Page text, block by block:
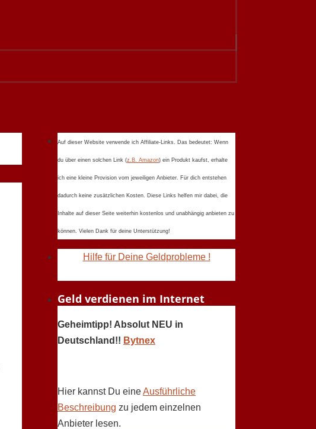
Auf dieser Website verwende ich Affiliate-Links. Das bedeutet: Wenn
du über einen solchen Link (z.B. Amazon) ein Produkt kaufst, erhalte
ich eine kleine Provision vom jeweiligen Anbieter. Für dich entstehen
dadurch keine zusätzlichen Kosten. Diese Links helfen mir dabei, die
Inhalte auf dieser Seite weiterhin kostenlos und unabhängig anbieten zu
können. Vielen Dank für deine Unterstützung!
Hilfe für Deine Geldprobleme !
Geld verdienen im Internet
Geheimtipp! Absolut NEU in
Deutschland!! Bytnex
Hier kannst Du eineAusführliche
Beschreibung zu jedem einzelnen
Anbieter lesen.